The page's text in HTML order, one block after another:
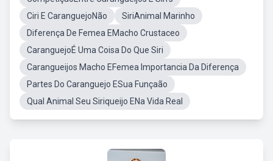
Ciri E CaranguejoNão
SiriAnimal Marinho
Diferença De Femea EMacho Crustaceo
CaranguejoÉ Uma Coisa Do Que Siri
Carangueijos Macho EFemea Importancia Da Diferença
Partes Do Caranguejo ESua Funçaão
Qual Animal Seu Siriqueijo ENa Vida Real